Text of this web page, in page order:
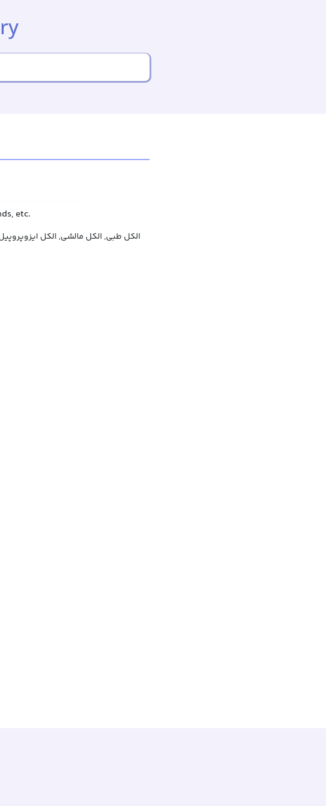
etc.
الکل طبی, الکل مالشی, الکل